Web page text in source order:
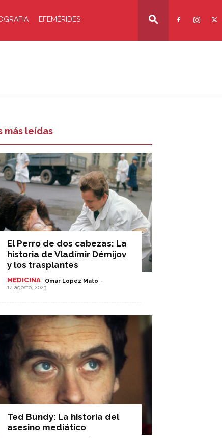
EFEMÉRIDES
más leídas
El Perro de dos cabezas: La
historia de Vladímir Démijov
y los trasplantes
MEDICINA Omar López Mato -
14 agosto, 2023
Ted Bundy: La historia del
asesino mediático